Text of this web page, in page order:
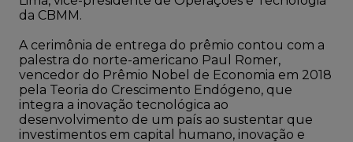
da CBMM.
A cerimônia de entrega do prêmio contou com a
palestra do norte-americano Paul Romer,
vencedor do Prêmio Nobel de Economia em 2018
pela Teoria do Crescimento Endógeno, que
integra a inovação tecnológica ao
desenvolvimento de um país ao sustentar que
investimentos em capital humano, inovação e